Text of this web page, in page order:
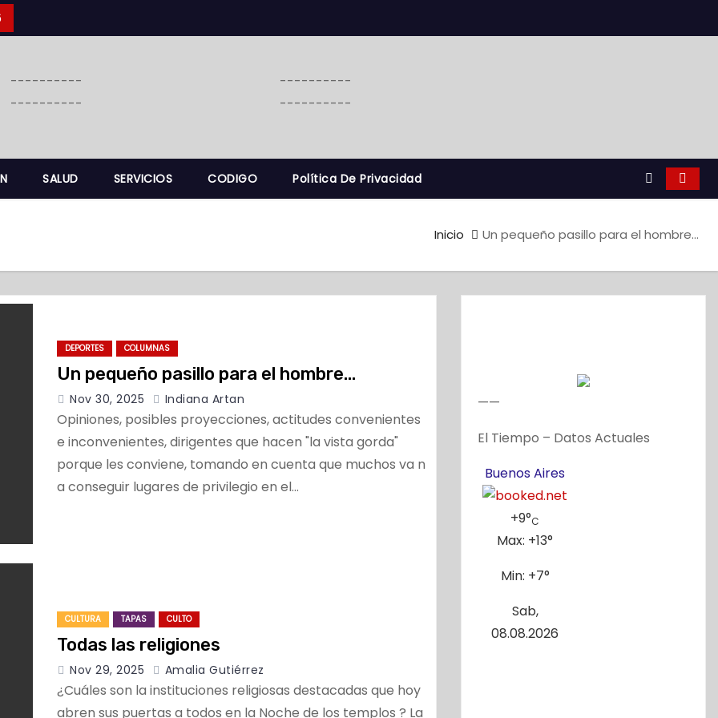
----------
----------
----------
----------
SALUD SERVICIOS CODIGO Política De Privacidad
Inicio Un pequeño pasillo para el hombre…
DEPORTES COLUMNAS
Un pequeño pasillo para el hombre…
Nov 30, 2025 Indiana Artan
Opiniones, posibles proyecciones, actitudes convenientes
e inconvenientes, dirigentes que hacen "la vista gorda"
porque les conviene, tomando en cuenta que muchos va n
a conseguir lugares de privilegio en el…
CULTURA TAPAS CULTO
Todas las religiones
Nov 29, 2025 Amalia Gutiérrez
¿Cuáles son la instituciones religiosas destacadas que hoy
abren sus puertas a todos en la Noche de los templos ? La
——
El Tiempo – Datos Actuales
Buenos Aires
+9°C
Max: +13°
Min: +7°
Sab,
08.08.2026